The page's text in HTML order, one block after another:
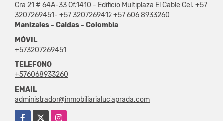
Cra 21 # 64A-33 Of.1410 - Edificio Multiplaza El Cable Cel. +57
3207269451- +57 3207269412 +57 606 8933260
Manizales - Caldas - Colombia
MÓVIL
+573207269451
TELÉFONO
+576068933260
EMAIL
administrador@inmobiliarialuciaprada.com
Facebook
Instagram